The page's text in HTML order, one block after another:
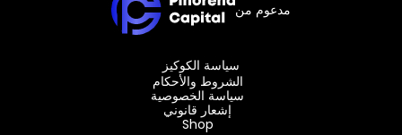
مدعوم من
سياسة الكوكيز
الشروط والأحكام
سياسة الخصوصية
إشعار قانوني
Shop